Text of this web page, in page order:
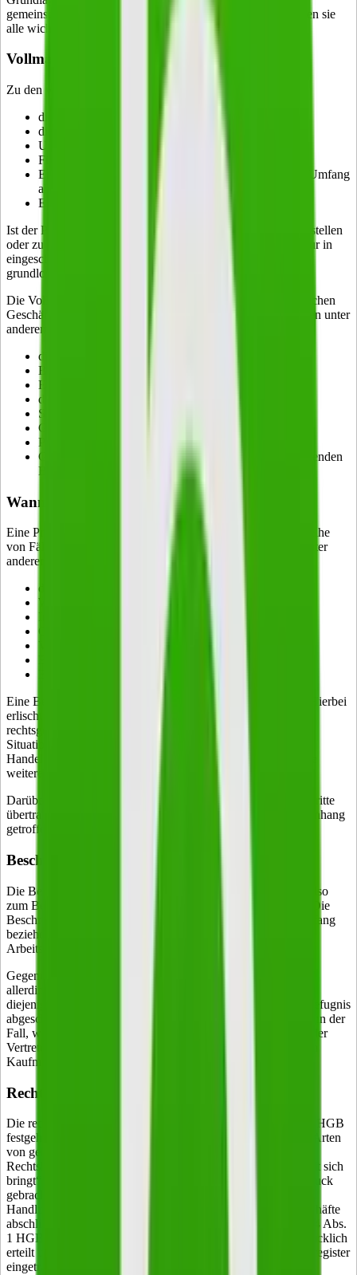
gemeinschaftlichen Handeln verpflichtet. Auch unterschreiben sie
alle wichtigen Unterlagen gemeinsam.
Vollmachten des Prokuristen im Überblick
Zu den wichtigsten Befugnissen eines Prokuristen gehören:
die Führung des Geschäftsverkehrs
die Zeichnung von Wechseln
Unterzeichnung von Verbindlichkeiten
Führung von Prozessen
Erteilung von Handlungsvollmachten mit geringerem Umfang
als der Prokura
Eingehen von Vergleichen
Ist der Prokurist berechtigt,
Arbeitnehmer einzustellen
oder zu entlassen, gilt das Kündigungsschutzgesetz für ihn nur in
eingeschränktem Maße (§ 14 Abs. 2 § 9 Abs. 1 S. 2 KschG,
grundlose Beendigung gegen Abfindung).
Die Vollmachten des Prokuristen enden dort, wo die persönlichen
Geschäfte des Unternehmensinhabers beginnen. Hierzu zählen unter
anderem:
die Unterzeichnung von Jahresabschlüssen
Beantragungen von Eintragungen ins Handelsregister
Eide für den Kaufmann (
die Beantragung einer Insolvenz
Steuererklärungen für den Kaufmann unterschreiben
Grundstücke verkaufen
Prokura erteilen
Geschäftsabschlüsse, die auf eine Beendigung des laufenden
Betriebs abzielen
Wann erlischt eine Prokura?
Eine Prokura ist nicht uneingeschränkt gültig. Es gibt eine Reihe
von Fällen, in denen sie aufgehoben wird. Hierzu gehören unter
anderem:
der Wechsel des Geschäftsinhabers
Widerruf
Geschäftsunfähigkeit des Prokuristen
Beendigung des Gewerbebetriebs
Eine Besonderheit besteht beim Tod des Geschäftsinhabers. Hierbei
erlischt die Prokura nicht (§ 52 Abs. 3 HGB). Die
rechtsgeschäftliche Vollmacht bleibt bestehen. Ähnlich ist die
Situation, wenn eine Prokura nach einem Widerruf nicht im
Handelsregister gelöscht wird. Hier können Dritte sich auf die
weitere Gültigkeit der Prokura berufen (§ 15 Abs. 1 HGB).
Darüber hinaus ist zu beachten, dass eine Prokura nicht auf Dritte
übertragbar ist. Alle Entscheidungen, die in diesem Zusammenhang
getroffen werden, sind nichtig.
Beschränkung der Prokura
Die Beschränkung einer Prokura ist nur im Innenverhältnis, also
zum Beispiel zwischen Kaufmann und Prokuristen möglich. Die
Beschränkung kann sich in diesem Fall auch nur auf den Umfang
beziehen, beispielsweise im Rahmen eines Dienst- oder
Arbeitsvertrages des Prokuristen.
Gegenüber Dritten sind Beschränkungen im Innenverhältnis
allerdings absolut unwirksam. Aus diesem Grund sind auch
diejenigen Geschäfte, die vom Prokuristen ohne Vertretungsbefugnis
abgeschlossen wurden, verbindlich. Dies ist allerdings nur dann der
Fall, wenn der Geschäftspartner keine Kenntnis vom Fehlen der
Vertretungsbefugnis hatte. In diesem Fall ist der Prokurist dem
Kaufmann allerdings zum Schadenersatz verpflichtet.
Rechtliche Grundlagen der Prokura
Die rechtlichen Grundlagen der Prokura sind in § 48 bis § 53 HGB
festgehalten. Gem. § 49 Abs. 1 HGB berechtigt sie „zu allen Arten
von gerichtlichen und außergerichtlichen Geschäften und
Rechtshandlungen, die der Betrieb eines Handelsgewerbes mit sich
bringt“. Durch den unbestimmten Artikel ist dabei zum Ausdruck
gebracht, dass der Prokurist anders als der
Handlungsbevollmächtigte auch branchenübergreifende Geschäfte
abschließen darf. Dessen Geschäftsfeld ist hingegen gem. § 54 Abs.
1 HGB beschränkt. Wichtig ist dabei, dass die Prokura ausdrücklich
erteilt und vom Inhaber des Handelsgewerbes in das Handelsregister
eingetragen wird.